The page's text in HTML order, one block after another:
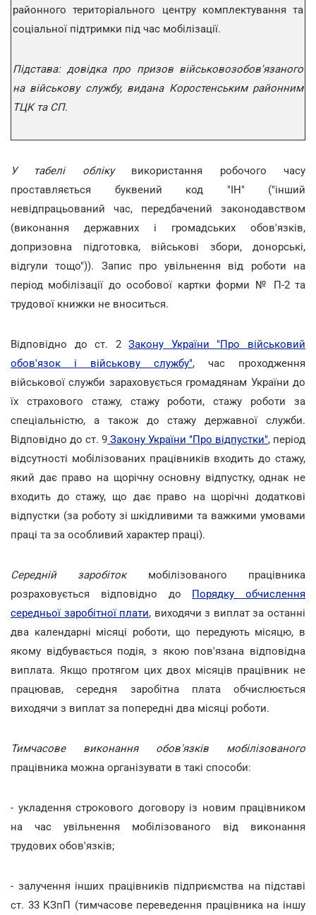
районного територіального центру комплектування та
соціальної підтримки під час мобілізації.
Підстава: довідка про призов військовозобов'язаного
на військову службу, видана Коростенським районним
ТЦК та СП.
У табелі облікувикористання робочого часу
проставляється буквений код "ІН" ("інший
невідпрацьований час, передбачений законодавством
(виконання державних і громадських обов'язків,
допризовна підготовка, військові збори, донорські,
відгули тощо")). Запис про увільнення від роботи на
період мобілізації до особової картки форми № П-2 та
трудової книжки не вноситься.
Відповідно до ст. 2Закону України "Про військовий
обов'язок і військову службу", час проходження
військової служби зараховується громадянам України до
їх страхового стажу, стажу роботи, стажу роботи за
спеціальністю, а також до стажу державної служби.
Відповідно до ст. 9 Закону України "Про відпустки", період
відсутності мобілізованих працівників входить до стажу,
який дає право на щорічну основну відпустку, однак не
входить до стажу, що дає право на щорічні додаткові
відпустки (за роботу зі шкідливими та важкими умовами
праці та за особливий характер праці).
Середній заробітокмобілізованого працівника
розраховується відповідно до Порядку обчислення
середньої заробітної плати, виходячи з виплат за останні
два календарні місяці роботи, що передують місяцю, в
якому відбувається подія, з якою пов'язана відповідна
виплата. Якщо протягом цих двох місяців працівник не
працював, середня заробітна плата обчислюється
виходячи з виплат за попередні два місяці роботи.
Тимчасове виконання обов'язків мобілізованого
працівника можна організувати в такі способи:
- укладення строкового договору із новим працівником
на час увільнення мобілізованого від виконання
трудових обов'язків;
- залучення інших працівників підприємства на підставі
ст. 33 КЗпП (тимчасове переведення працівника на іншу